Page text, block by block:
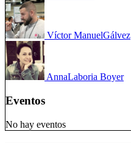
Víctor ManuelGálvez
AnnaLaboria Boyer
Eventos
No hay eventos